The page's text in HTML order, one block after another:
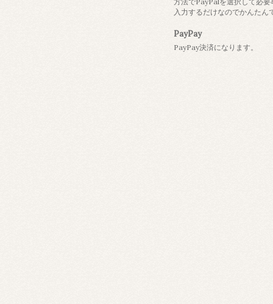
入力するだけなのでかんたん
PayPay
PayPay決済になります。